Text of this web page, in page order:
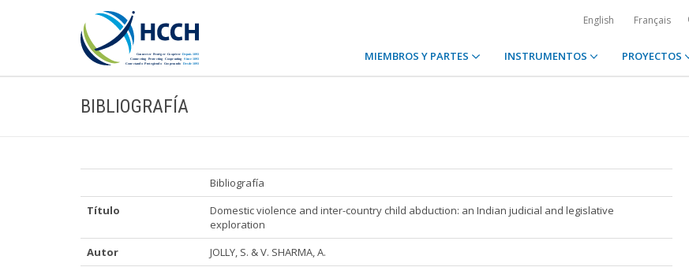
English Français
MIEMBROS Y PARTES INSTRUMENTOS PROYECTOS
BIBLIOGRAFÍA
Bibliografía
Título
Domestic violence and inter-country child abduction: an Indian judicial and legislative
exploration
Autor
JOLLY, S. & V. SHARMA, A.